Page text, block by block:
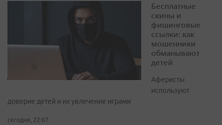
Бесплатные
скины и
фишинговые
ссылки: как
мошенники
обманывают
детей
Аферисты
используют
доверие детей и их увлечение играми
сегодня, 22:07